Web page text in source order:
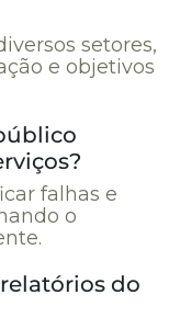
setores,
e objetivos
falhas e
o
do